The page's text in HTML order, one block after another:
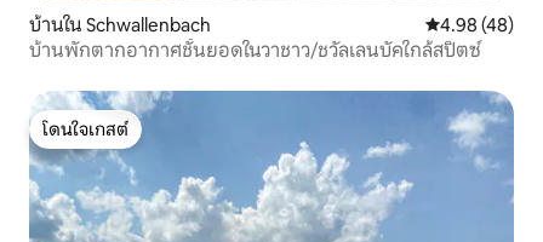
บ้านใน Schwallenbach คะแนนเฉลี่ย
4.98 (48)
บ้านพักตากอากาศชั้นยอดในวาชาว/ชวัลเลนบัคใกล้สปิตซ์
โดนใจเกสต์
โดนใจเกสต์